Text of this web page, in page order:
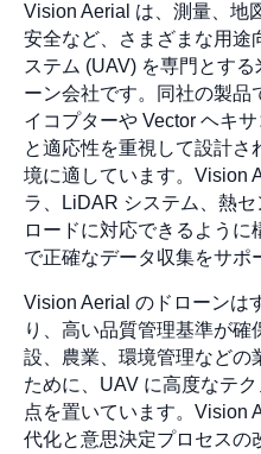
Vision Aerial は、測量、地
安全など、さまざまな用途
ステム (UAV) を専門とす
ーン会社です。同社の製品
イコプターや Vector ヘキ
と適応性を重視して設計さ
境に適しています。Vision
ラ、LiDAR システム、熱
ロードに対応できるよう
で正確なデータ収集をサポ
Vision Aerial のドローンは
り、高い品質管理基準が
設、農業、環境管理などの
ために、UAV に高度なテ
点を置いています。Vision
代化と意思決定プロセスの